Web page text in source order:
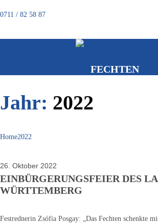
0711 / 82 58 87
FECHTEN
Jahr: 2022
Home2022
26. Oktober 2022
EINBÜRGERUNGSFEIER DES
WÜRTTEMBERG
Festrednerin Zsófia Posgay: „Das Fechten schenkte